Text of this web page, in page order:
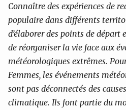
Connaître des expériences de
populaire dans différents
d’élaborer des points de départ
de réorganiser la vie face aux
météorologiques extrêmes.
Femmes, les événements
sont pas déconnectés des
climatique. Ils font partie du